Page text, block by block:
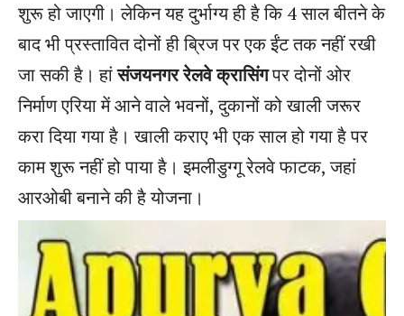
शुरू हो जाएगी। लेकिन यह दुर्भाग्य ही है कि 4 साल बीतने के
बाद भी प्रस्तावित दोनों ही ब्रिज पर एक ईंट तक नहीं रखी
जा सकी है। हांसंजयनगर रेलवे क्रासिंगपर दोनों ओर
निर्माण एरिया में आने वाले भवनों, दुकानों को खाली जरूर
करा दिया गया है। खाली कराए भी एक साल हो गया है पर
काम शुरू नहीं हो पाया है। इमलीडुग्गू रेलवे फाटक, जहां
आरओबी बनाने की है योजना।